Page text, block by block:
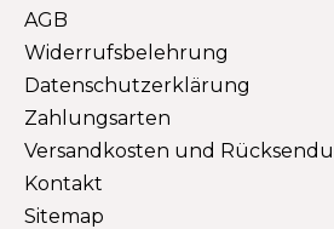
AGB
Widerrufsbelehrung
Datenschutzerklärung
Zahlungsarten
Versandkosten und
Kontakt
Sitemap